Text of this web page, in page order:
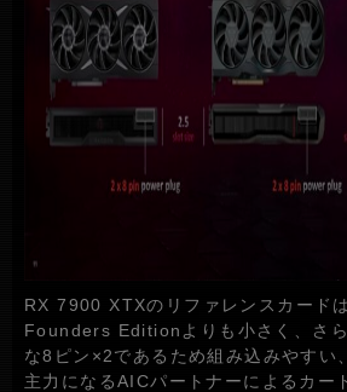
RX 7900 XTXのリファレンスカード
Founders Editionよりも小さく、さ
な8ピン×2であるため組み込みやすい
主力になるAICパートナーによるカー